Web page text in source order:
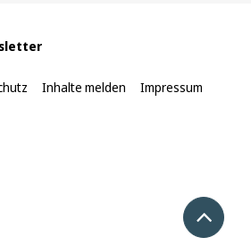
Inhalte melden Impressum